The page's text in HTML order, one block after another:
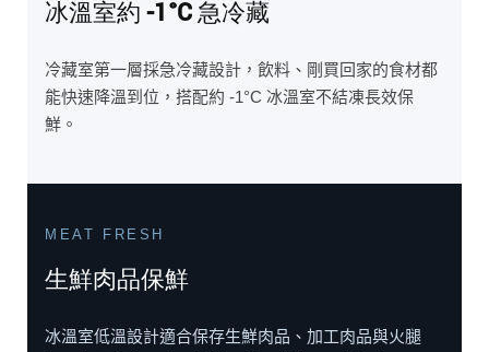
冰溫室約 -1°C 急冷藏
冷藏室第一層採急冷藏設計，飲料、剛買回家的食材都
能快速降溫到位，搭配約 -1°C 冰溫室不結凍長效保
鮮。
MEAT FRESH
生鮮肉品保鮮
冰溫室低溫設計適合保存生鮮肉品、加工肉品與火腿